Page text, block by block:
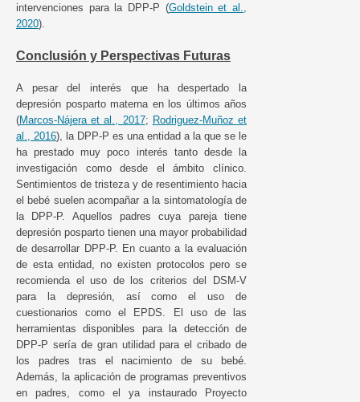
intervenciones para la DPP-P (Goldstein et al.,
2020).
Conclusión y Perspectivas Futuras
A pesar del interés que ha despertado la
depresión posparto materna en los últimos años
(Marcos-Nájera et al., 2017; Rodriguez-Muñoz et
al., 2016), la DPP-P es una entidad a la que se le
ha prestado muy poco interés tanto desde la
investigación como desde el ámbito clínico.
Sentimientos de tristeza y de resentimiento hacia
el bebé suelen acompañar a la sintomatología de
la DPP-P. Aquellos padres cuya pareja tiene
depresión posparto tienen una mayor probabilidad
de desarrollar DPP-P. En cuanto a la evaluación
de esta entidad, no existen protocolos pero se
recomienda el uso de los criterios del DSM-V
para la depresión, así como el uso de
cuestionarios como el EPDS. El uso de las
herramientas disponibles para la detección de
DPP-P sería de gran utilidad para el cribado de
los padres tras el nacimiento de su bebé.
Además, la aplicación de programas preventivos
en padres, como el ya instaurado Proyecto